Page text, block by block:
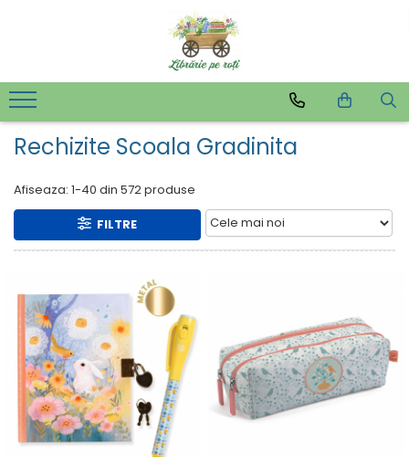
Rechizite Scoala Gradinita
Afiseaza: 1-40 din 572produse
FILTRE